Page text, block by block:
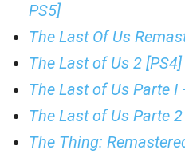
PS5]
The Last Of Us
The Last of Us 2 [PS4]
The Last of Us Parte I
The Last of Us Parte
The Thing: